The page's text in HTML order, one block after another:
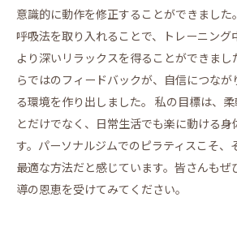
意識的に動作を修正することができました
呼吸法を取り入れることで、トレーニング
より深いリラックスを得ることができま
らではのフィードバックが、自信につなが
る環境を作り出しました。 私の目標は、
とだけでなく、日常生活でも楽に動ける
す。パーソナルジムでのピラティスこそ、
最適な方法だと感じています。皆さんも
導の恩恵を受けてみてください。